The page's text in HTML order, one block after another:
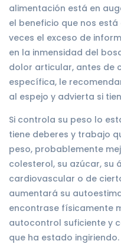
alimentación está en
el beneficio que nos
veces el exceso de
en la inmensidad del
dolor articular, antes de
específica, le
al espejo y advierta si
Si controla su peso lo
tiene deberes y trabajo
peso, probablemente
colesterol, su azúcar, su
cardiovascular o de
aumentará su
encontrase físicamente
autocontrol suficiente y
que ha estado ingiriendo.